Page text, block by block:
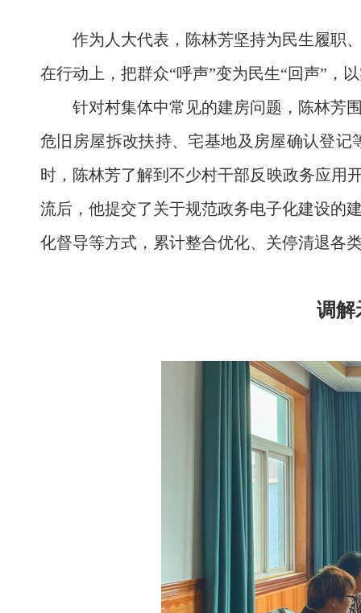
作为人大代表，陈林芳坚持为民生履职
在行动上，把群众“呼声”变为民生“回声”，
针对村集体中常见的建房问题，陈林芳
危旧房屋拆改扶持、宅基地及房屋确认登
时，陈林芳了解到不少村干部反映政务应用
流后，他提交了关于规范政务电子化建设的
化督导等方式，累计整合优化、关停清退各
调解